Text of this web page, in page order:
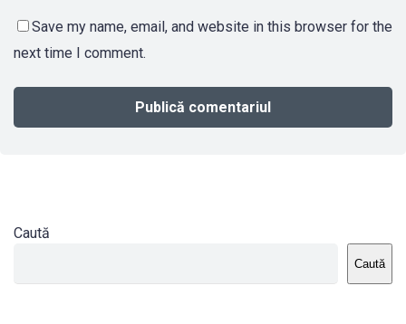
Save my name, email, and website in this browser for the
next time I comment.
Caută
Caută